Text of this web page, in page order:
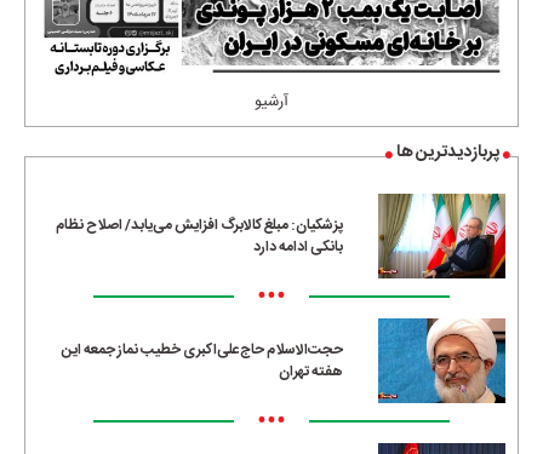
آرشیو
پربازدیدترین ها
پزشکیان: مبلغ کالابرگ افزایش می‌یابد/ اصلاح نظام
بانکی ادامه دارد
•••
حجت‌الاسلام حاج‌علی‌اکبری خطیب نماز جمعه این
هفته تهران
•••